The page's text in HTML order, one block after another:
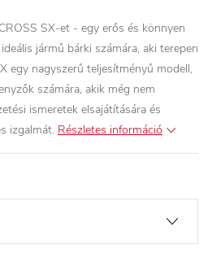
SX-et - egy erős és könnyen
jármű bárki számára, aki terepen
egy nagyszerű teljesítményű modell,
számára, akik még nem
ismeretek elsajátítására és
izgalmát. Részletes információ